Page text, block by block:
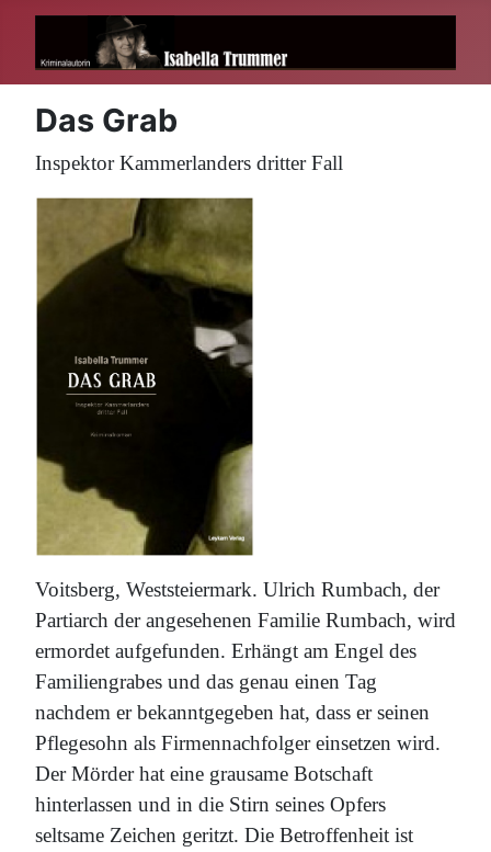
Das Grab
Inspektor Kammerlanders dritter Fall
Voitsberg, Weststeiermark. Ulrich Rumbach, der
Partiarch der angesehenen Familie Rumbach, wird
ermordet aufgefunden. Erhängt am Engel des
Familiengrabes und das genau einen Tag
nachdem er bekanntgegeben hat, dass er seinen
Pflegesohn als Firmennachfolger einsetzen wird.
Der Mörder hat eine grausame Botschaft
hinterlassen und in die Stirn seines Opfers
seltsame Zeichen geritzt. Die Betroffenheit ist